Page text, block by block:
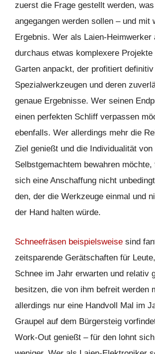
zuerst die Frage gestellt werden,
angegangen werden sollen – und mit
Ergebnis. Wer als Laien-Heimwerker
durchaus etwas komplexere Projekte
Garten anpackt, der profitiert
Spezialwerkzeugen und deren
genaue Ergebnisse. Wer seinen
einen perfekten Schliff verpassen
ebenfalls. Wer allerdings mehr die
Ziel genießt und die Individualität von
Selbstgemachtem bewahren möchte,
sich eine Anschaffung nicht
den, der die Werkzeuge einmal und
der Hand halten würde.
Schneefräsen beispielsweise sind
zeitsparende Gerätschaften für
Schnee im Jahr erwarten und relativ
besitzen, die von ihm befreit werden
allerdings nur eine Handvoll Mal im
Graupel auf dem Bürgersteig
Work-Out genießt – für den lohnt